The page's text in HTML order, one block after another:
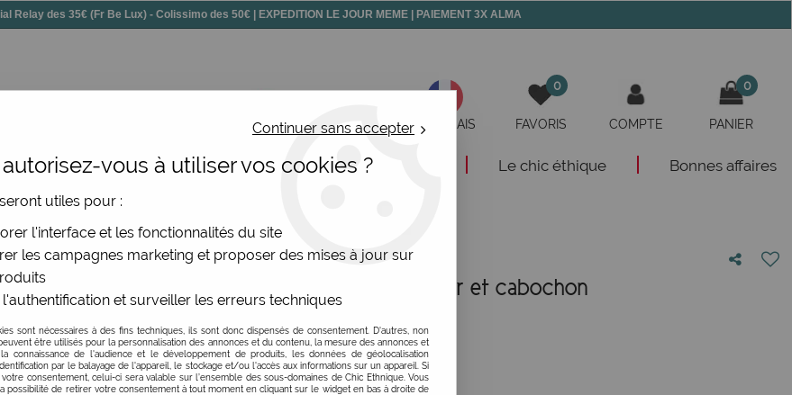
Relay des 35€ (Fr Be Lux) - Colissimo des 50€ | EXPEDITION LE JOUR MEME | PAIEMENT 3X ALMA
FRANÇAIS
0
FAVORIS COMPTE
0
PANIER
Chaussures Bijoux Nouveautés Le chic éthique Bonnes affaires
goutte acier et cabochon
Be Chic Bijoux
Boucles d'oreilles goutte acier et cabochon
16,00 €TTC
Continuer sans accepter
vous à utiliser vos cookies ?
utiles pour :
l'interface et les fonctionnalités du site
les campagnes marketing et proposer des mises à jour sur
l'authentification et surveiller les erreurs techniques
sont nécessaires à des fins techniques, ils sont donc dispensés de consentement. D'autres, non
être utilisés pour la personnalisation des annonces et du contenu, la mesure des annonces et
connaissance de l'audience et le développement de produits, les données de géolocalisation
par le balayage de l'appareil, le stockage et/ou l'accès aux informations sur un appareil. Si
consentement, celui-ci sera valable sur l’ensemble des sous-domaines de Chic Ethnique. Vous
possibilité de retirer votre consentement à tout moment en cliquant sur le widget en bas à droite de